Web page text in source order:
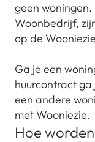
geen
Woonbedrijf,
op de
Ga je een
huurcontract
een andere
met Wooniezie.
Hoe